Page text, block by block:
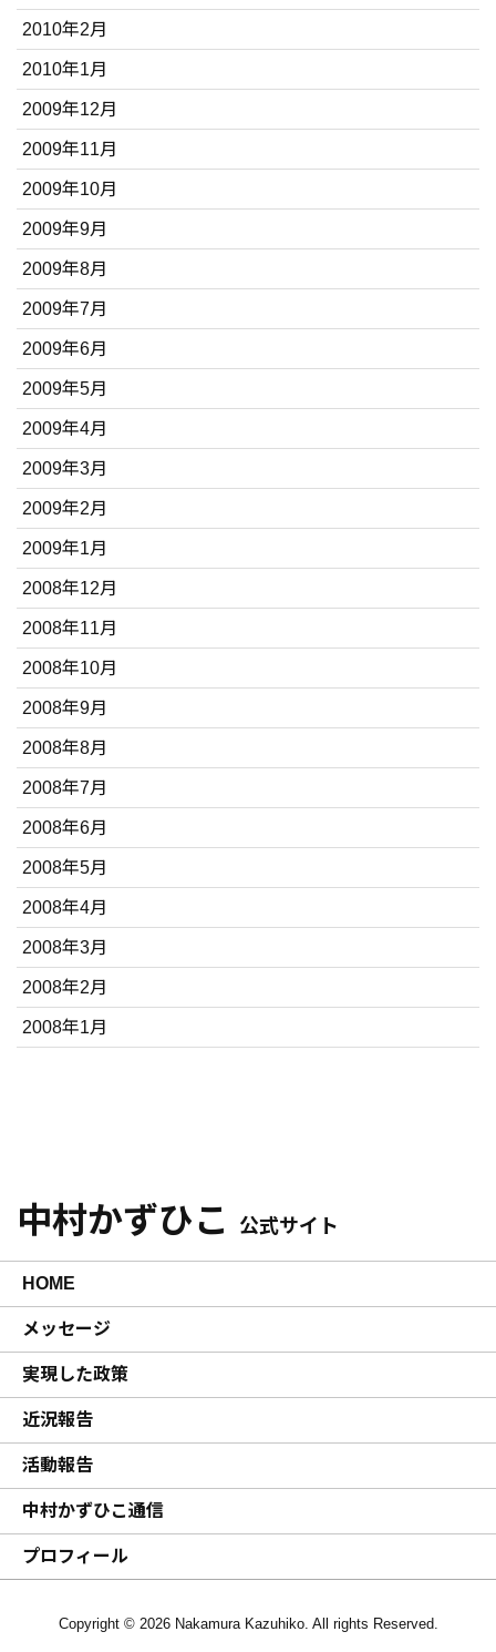
2010年2月
2010年1月
2009年12月
2009年11月
2009年10月
2009年9月
2009年8月
2009年7月
2009年6月
2009年5月
2009年4月
2009年3月
2009年2月
2009年1月
2008年12月
2008年11月
2008年10月
2008年9月
2008年8月
2008年7月
2008年6月
2008年5月
2008年4月
2008年3月
2008年2月
2008年1月
中村かずひこ 公式サイト
HOME
メッセージ
実現した政策
近況報告
活動報告
中村かずひこ通信
プロフィール
Copyright © 2026 Nakamura Kazuhiko. All rights Reserved.